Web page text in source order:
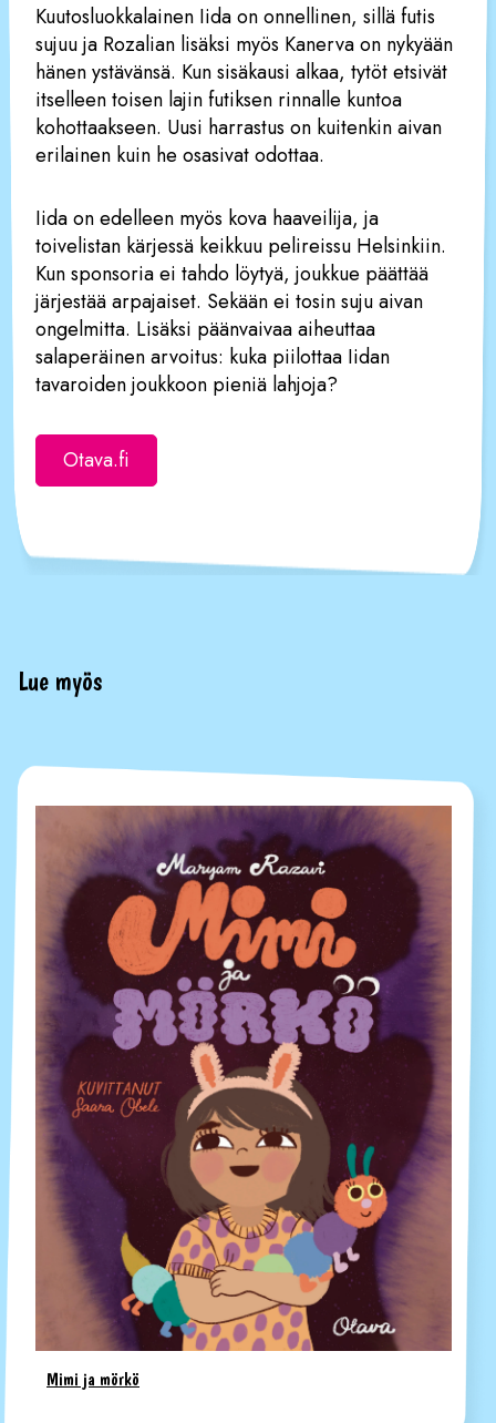
Kuutosluokkalainen Iida on onnellinen, sillä futis
sujuu ja Rozalian lisäksi myös Kanerva on nykyään
hänen ystävänsä. Kun sisäkausi alkaa, tytöt etsivät
itselleen toisen lajin futiksen rinnalle kuntoa
kohottaakseen. Uusi harrastus on kuitenkin aivan
erilainen kuin he osasivat odottaa.
Iida on edelleen myös kova haaveilija, ja
toivelistan kärjessä keikkuu pelireissu Helsinkiin.
Kun sponsoria ei tahdo löytyä, joukkue päättää
järjestää arpajaiset. Sekään ei tosin suju aivan
ongelmitta. Lisäksi päänvaivaa aiheuttaa
salaperäinen arvoitus: kuka piilottaa Iidan
tavaroiden joukkoon pieniä lahjoja?
Otava.fi
Lue myös
Mimi ja mörkö